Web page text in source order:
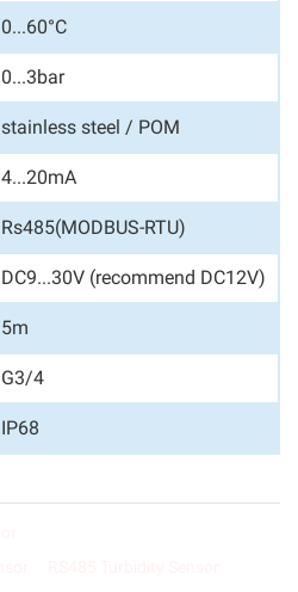
0...60°C
0...3bar
stainless steel / POM
4...20mA
Rs485(MODBUS-RTU)
DC9...30V (recommend DC12V)
5m
G3/4
IP68